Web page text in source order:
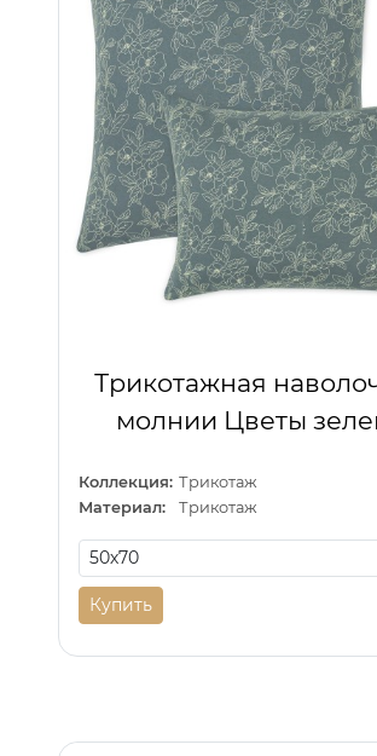
Трикотажная
молнии Цветы
Коллекция: Трикотаж
Материал:
Трикотаж
Купить